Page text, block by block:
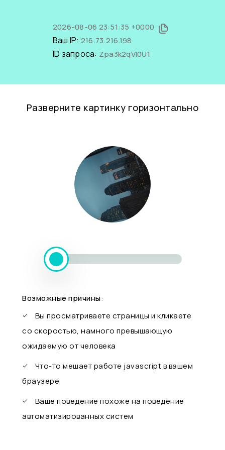
2026-08-06 23:51:35 +0000
Ваш IP: 216.73.216.198
ID запроса: Zpa3k2qVI0U1
Разверните картинку горизонтально
Возможные причины:
Вы просматриваете страницы и кликаете
со скоростью, намного превышающую
ожидаемую от человека
Что-то мешает работе javascript в вашем
браузере
Ваше поведение похоже на поведение
автоматизированных систем